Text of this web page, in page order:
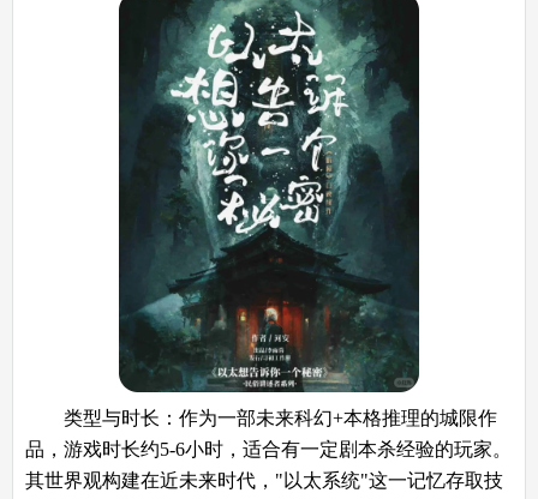
​​类型与时长​​：作为一部​​未来科幻+本格推理​​的城限作
品，游戏时长约​​5-6小时​​，适合有一定剧本杀经验的玩家。
其世界观构建在近未来时代，"以太系统"这一记忆存取技